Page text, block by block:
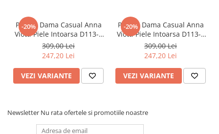
-20%
Papuci Dama Casual Anna
Viotti Piele Intoarsa D113-3
Camel
309,00 Lei
247,20 Lei
VEZI VARIANTE
-20%
Papuci Dama Casual Anna
Viotti Piele Intoarsa D113-1
Negru
309,00 Lei
247,20 Lei
VEZI VARIANTE
Newsletter Nu rata ofertele si promotiile noastre